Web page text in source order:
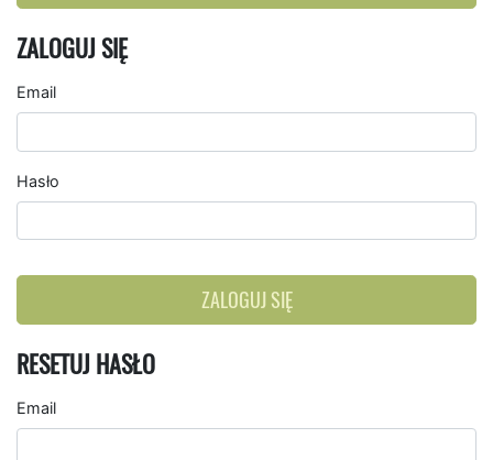
ZALOGUJ SIĘ
Email
Hasło
ZALOGUJ SIĘ
RESETUJ HASŁO
Email